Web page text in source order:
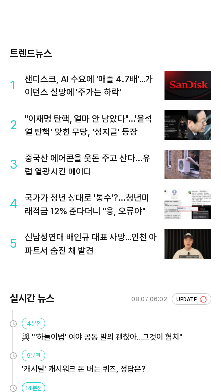
트렌드뉴스
1
샌디스크, AI 수요에 '매출 4.7배'…가
이던스 실망에 '주가는 하락'
2
"이재명 탄핵, 얼마 안 남았다"...'윤석
열 탄핵' 맞힌 무당, '성지글' 등장
3
중국산 에어콘을 웃돈 주고 산다...유
럽 열광시킨 메이디
4
국가가 청년 상대로 '통수'?...청년미
래적금 12% 준다더니 "응, 오류야"
5
신남성연대 배인규 대표 사망…인천 아
파트서 숨진 채 발견
실시간 뉴스 08.07 06:02 UPDATE
4분전
與 "'하늘이법' 여야 공동 발의 괜찮아…그것이 협치"
9분전
'캐시딜' 캐시워크 돈 버는 퀴즈, 정답은?
14분전